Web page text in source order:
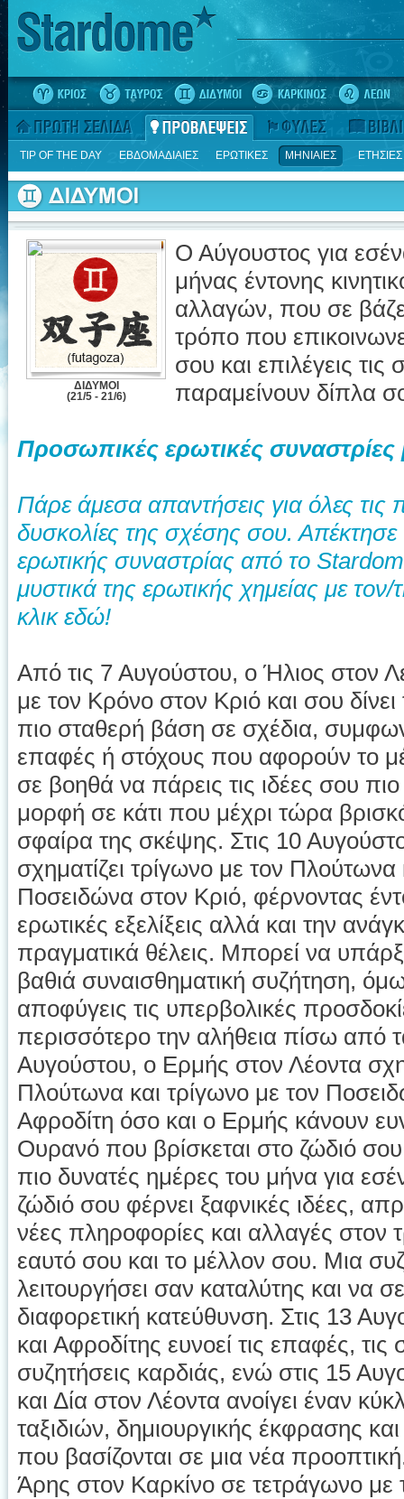
TIP OF THE DAY ΕΒΔΟΜΑΔΙΑΙΕΣ ΕΡΩΤΙΚΕΣ ΜΗΝΙΑΙΕΣ ΕΤΗΣΙΕΣ
ΔΙΔΥΜΟΙ
(21/5 - 21/6)
Ο Αύγουστος για
μήνας έντονης
αλλαγών, που σε
τρόπο που
σου και επιλέγεις
παραμείνουν δίπλα
Προσωπικές ερωτικές
Πάρε άμεσα απαντήσεις για όλες τις
δυσκολίες της σχέσης σου.
ερωτικής συναστρίας από το
μυστικά της ερωτικής χημείας με
κλικ εδώ!
Από τις 7 Αυγούστου, ο Ήλιος στον
με τον Κρόνο στον Κριό και σου
πιο σταθερή βάση σε σχέδια,
επαφές ή στόχους που αφορούν το
σε βοηθά να πάρεις τις ιδέες σου
μορφή σε κάτι που μέχρι τώρα
σφαίρα της σκέψης. Στις 10
σχηματίζει τρίγωνο με τον Πλούτωνα
Ποσειδώνα στον Κριό, φέρνοντας
ερωτικές εξελίξεις αλλά και την
πραγματικά θέλεις. Μπορεί να
βαθιά συναισθηματική συζήτηση,
αποφύγεις τις υπερβολικές
περισσότερο την αλήθεια πίσω από
Αυγούστου, ο Ερμής στον Λέοντα
Πλούτωνα και τρίγωνο με τον
Αφροδίτη όσο και ο Ερμής κάνουν
Ουρανό που βρίσκεται στο ζώδιό
πιο δυνατές ημέρες του μήνα για
ζώδιό σου φέρνει ξαφνικές ιδέες,
νέες πληροφορίες και αλλαγές στον
εαυτό σου και το μέλλον σου. Μια
λειτουργήσει σαν καταλύτης και να
διαφορετική κατεύθυνση. Στις 13
και Αφροδίτης ευνοεί τις επαφές, τις
συζητήσεις καρδιάς, ενώ στις 15
και Δία στον Λέοντα ανοίγει έναν
ταξιδιών, δημιουργικής έκφρασης
που βασίζονται σε μια νέα
Άρης στον Καρκίνο σε τετράγωνο